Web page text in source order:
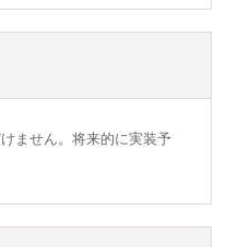
ません。将来的に実装予